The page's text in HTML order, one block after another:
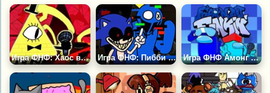
Игра ФНФ: Хаос в Мультивселенной Игра ФНФ: Пибби Кошмарное Зло Игра ФНФ Амонг Ас: Саботаж и Хаос